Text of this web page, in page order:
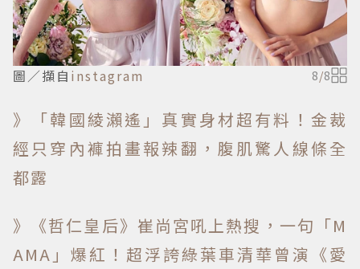
圖／擷自 instagram 8/8
》「韓國綾瀨遙」真實身材超有料！金裁
經只穿內褲拍畫報辣翻，腹肌驚人線條全
都露
》《哲仁皇后》崔尚宮吼上熱搜，一句「M
AMA」爆紅！超浮誇綠葉車清華曾演《愛